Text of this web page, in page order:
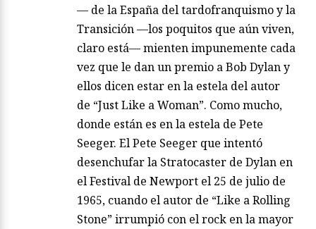
— de la España del tardofranquismo y la
Transición —los poquitos que aún viven,
claro está— mienten impunemente cada
vez que le dan un premio a Bob Dylan y
ellos dicen estar en la estela del autor
de “Just Like a Woman”. Como mucho,
donde están es en la estela de Pete
Seeger. El Pete Seeger que intentó
desenchufar la Stratocaster de Dylan en
el Festival de Newport el 25 de julio de
1965, cuando el autor de “Like a Rolling
Stone” irrumpió con el rock en la mayor